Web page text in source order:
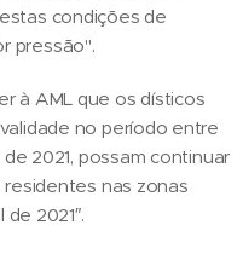
condições de
pressão".
à AML que os dísticos
no período entre
2021, possam continuar
nas zonas
2021″.